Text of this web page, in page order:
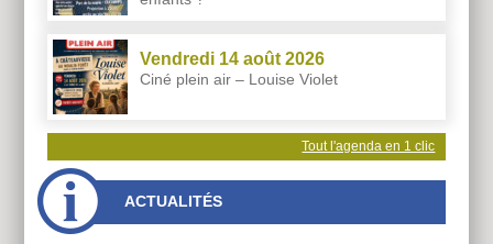
Vendredi 14 août 2026
Ciné plein air – Louise Violet
Tout l'agenda en 1 clic
ACTUALITÉS